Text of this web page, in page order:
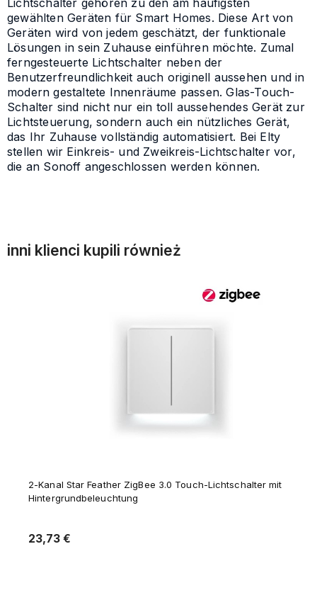
Lichtschalter gehören zu den am häufigsten
gewählten Geräten für Smart Homes. Diese Art von
Geräten wird von jedem geschätzt, der funktionale
Lösungen in sein Zuhause einführen möchte. Zumal
ferngesteuerte Lichtschalter neben der
Benutzerfreundlichkeit auch originell aussehen und in
modern gestaltete Innenräume passen. Glas-Touch-
Schalter sind nicht nur ein toll aussehendes Gerät zur
Lichtsteuerung, sondern auch ein nützliches Gerät,
das Ihr Zuhause vollständig automatisiert. Bei Elty
stellen wir Einkreis- und Zweikreis-Lichtschalter vor,
die an Sonoff angeschlossen werden können.
inni klienci kupili również
2-Kanal Star Feather ZigBee 3.0 Touch-Lichtschalter mit
Hintergrundbeleuchtung
23,73 €